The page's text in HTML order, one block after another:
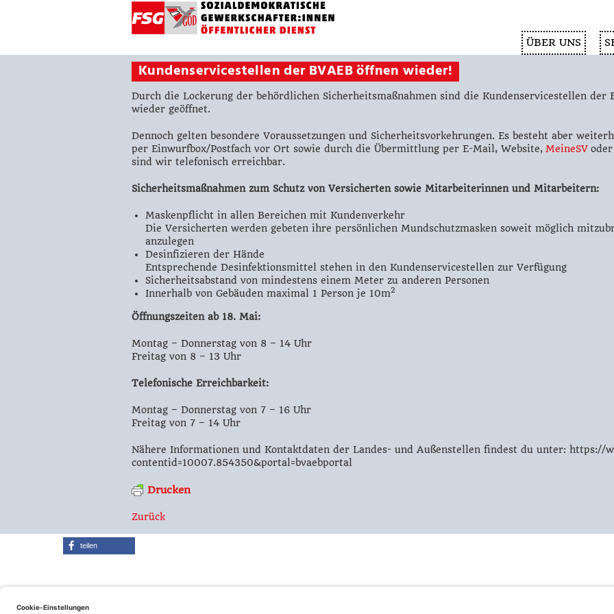
ÜBER UNS
Kundenservicestellen der BVAEB öffnen wieder!
Durch die Lockerung der behördlichen Sicherheitsmaßnahmen sind die Kundenservicestellen der
wieder geöffnet.
Dennoch gelten besondere Voraussetzungen und Sicherheitsvorkehrungen. Es besteht aber
per Einwurfbox/Postfach vor Ort sowie durch die Übermittlung per E-Mail, Website, MeineSV
sind wir telefonisch erreichbar.
Sicherheitsmaßnahmen zum Schutz von Versicherten sowie Mitarbeiterinnen und Mitarbeitern:
Maskenpflicht in allen Bereichen mit Kundenverkehr
Die Versicherten werden gebeten ihre persönlichen Mundschutzmasken soweit möglich
anzulegen
Desinfizieren der Hände
Entsprechende Desinfektionsmittel stehen in den Kundenservicestellen zur Verfügung
Sicherheitsabstand von mindestens einem Meter zu anderen Personen
Innerhalb von Gebäuden maximal 1 Person je 10m2
Öffnungszeiten ab 18. Mai:
Montag – Donnerstag von 8 – 14 Uhr
Freitag von 8 – 13 Uhr
Telefonische Erreichbarkeit:
Montag – Donnerstag von 7 – 16 Uhr
Freitag von 7 – 14 Uhr
Nähere Informationen und Kontaktdaten der Landes- und Außenstellen findest du unter: https://
contentid=10007.854350&portal=bvaebportal
Drucken
Zurück
teilen